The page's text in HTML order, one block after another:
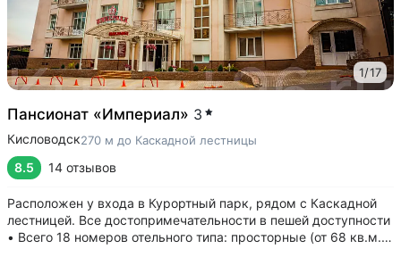
1/17
Пансионат «Империал» 3
Кисловодск270 м до Каскадной лестницы
8.5 14 отзывов
Расположен у входа в Курортный парк, рядом с Каскадной
лестницей. Все достопримечательности в пешей доступности
• Всего 18 номеров отельного типа: просторные (от 68 кв.м.),